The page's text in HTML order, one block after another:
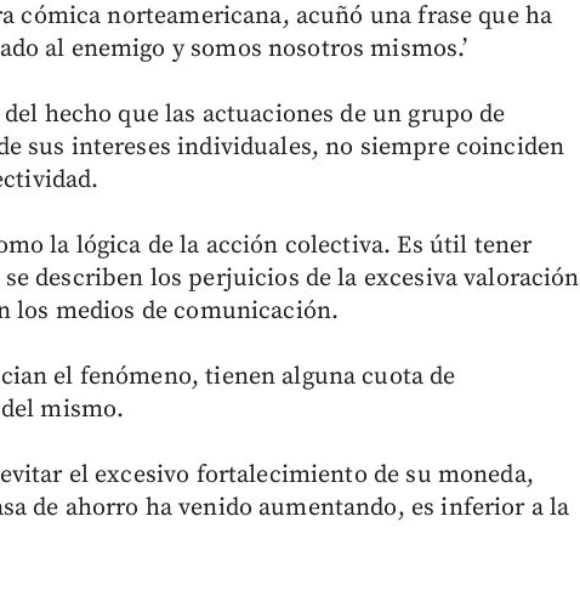
cómica norteamericana, acuñó una frase que ha
al enemigo y somos nosotros mismos.’
hecho que las actuaciones de un grupo de
sus intereses individuales, no siempre coinciden
la lógica de la acción colectiva. Es útil tener
describen los perjuicios de la excesiva valoración
los medios de comunicación.
el fenómeno, tienen alguna cuota de
mismo.
el excesivo fortalecimiento de su moneda,
de ahorro ha venido aumentando, es inferior a la